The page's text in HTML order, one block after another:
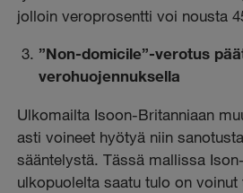
jolloin veroprosentti voi nousta
”Non-domicile”-verotus
verohuojennuksella
Ulkomailta Isoon-Britanniaan
asti voineet hyötyä niin
sääntelystä. Tässä mallissa
ulkopuolelta saatu tulo on